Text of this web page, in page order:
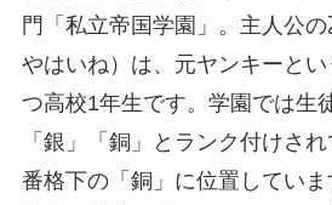
門「私立帝国学園」。主人公
やはいね）は、元ヤンキーと
つ高校1年生です。学園では生
「銀」「銅」とランク付けさ
番格下の「銅」に位置していま